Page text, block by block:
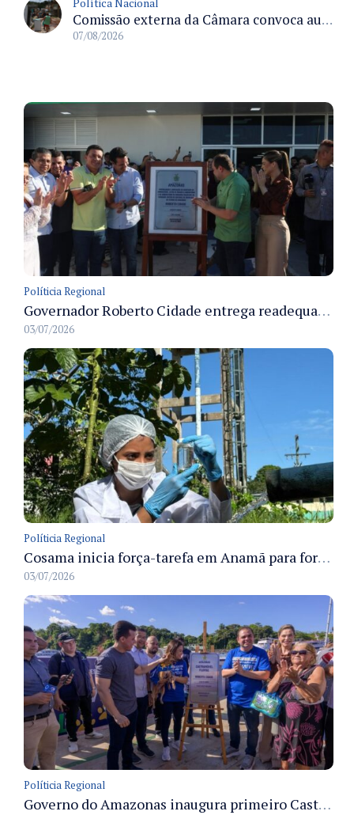
Comissão externa da Câmara convoca audiência pública sobre chuvas na Zona da Mata de Minas Gerais e impactos em Juiz de Fora
07/08/2026
Políticia Regional
Governador Roberto Cidade entrega readequação do ambulatório da FCecon e amplia capacidade de atendimento oncológico em Manaus
03/07/2026
Políticia Regional
Cosama inicia força-tarefa em Anamã para fortalecer abastecimento de água e segurança hídrica da população
03/07/2026
Políticia Regional
Governo do Amazonas inaugura primeiro Castramóvel Fluvial para atendimento veterinário às comunidades ribeirinhas e castração gratuita